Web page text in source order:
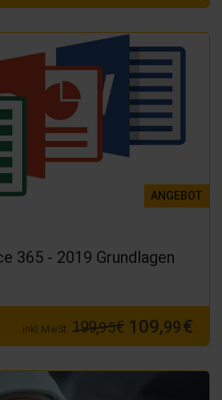
ANGEBOT
365 - 2019 Grundlagen
inkl. MwSt. 199,95€ 109,99€